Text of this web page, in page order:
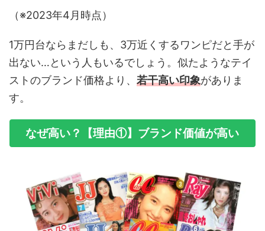
（※2023年4月時点）
1万円台ならまだしも、3万近くするワンピだと手が
出ない…という人もいるでしょう。似たようなテイ
ストのブランド価格より、 若干高い印象がありま
す。
なぜ高い？【理由①】ブランド価値が高い